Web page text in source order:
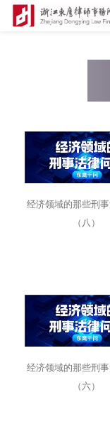
经济领域的那些刑
（八）
经济领域的那些刑
（六）